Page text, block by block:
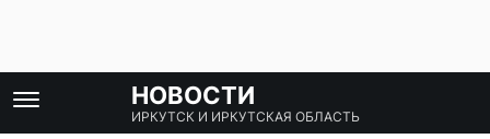
НОВОСТИ
ИРКУТСК И ИРКУТСКАЯ ОБЛАСТЬ